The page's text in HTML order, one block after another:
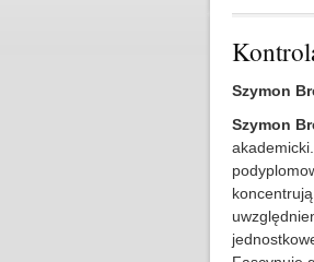
Szymon
Szymon